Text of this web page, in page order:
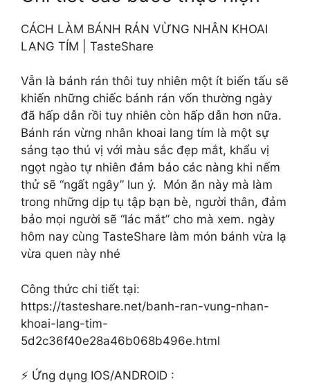
CÁCH LÀM BÁNH RÁN VỪNG NHÂN KHOAI
LANG TÍM | TasteShare
Vẫn là bánh rán thôi tuy nhiên một ít biến tấu sẽ
khiến những chiếc bánh rán vốn thường ngày
đã hấp dẫn rồi tuy nhiên còn hấp dẫn hơn nữa.
Bánh rán vừng nhân khoai lang tím là một sự
sáng tạo thú vị với màu sắc đẹp mắt, khẩu vị
ngọt ngào tự nhiên đảm bảo các nàng khi nếm
thử sẽ “ngất ngây” lun ý. Món ăn này mà làm
trong những dịp tụ tập bạn bè, người thân, đảm
bảo mọi người sẽ “lác mắt” cho mà xem. ngày
hôm nay cùng TasteShare làm món bánh vừa lạ
vừa quen này nhé
Công thức chi tiết tại:
https://tasteshare.net/banh-ran-vung-nhan-
khoai-lang-tim-
5d2c36f40e28a46b068b496e.html
⚡ Ứng dụng IOS/ANDROID :